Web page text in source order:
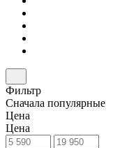
Фильтр
Сначала популярные
Цена
Цена